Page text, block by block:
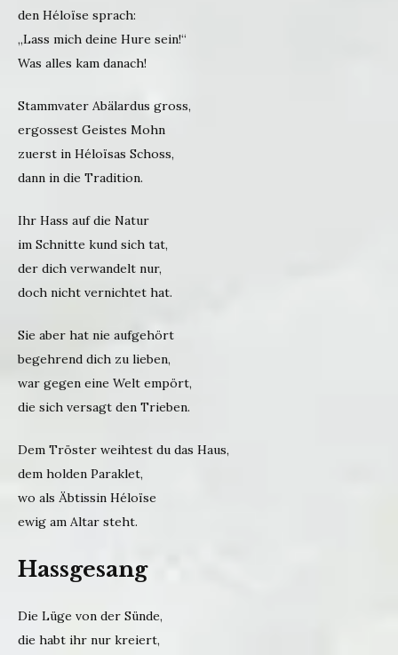
den Héloïse sprach:
„Lass mich deine Hure sein!“
Was alles kam danach!
Stammvater Abälardus gross,
ergossest Geistes Mohn
zuerst in Héloïsas Schoss,
dann in die Tradition.
Ihr Hass auf die Natur
im Schnitte kund sich tat,
der dich verwandelt nur,
doch nicht vernichtet hat.
Sie aber hat nie aufgehört
begehrend dich zu lieben,
war gegen eine Welt empört,
die sich versagt den Trieben.
Dem Tröster weihtest du das Haus,
dem holden Paraklet,
wo als Äbtissin Héloïse
ewig am Altar steht.
Hassgesang
Die Lüge von der Sünde,
die habt ihr nur kreiert,